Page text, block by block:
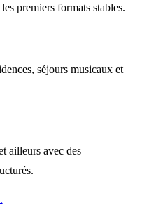
premiers formats stables.
séjours musicaux et
ailleurs avec des